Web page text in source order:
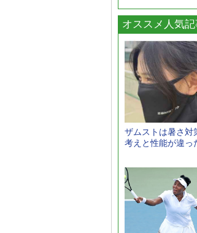
オススメ人気
ザムストは暑さ対
考えと性能が違っ